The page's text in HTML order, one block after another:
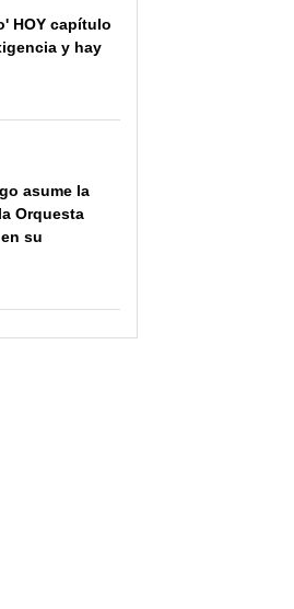
HOY capítulo
y hay
asume la
Orquesta
su